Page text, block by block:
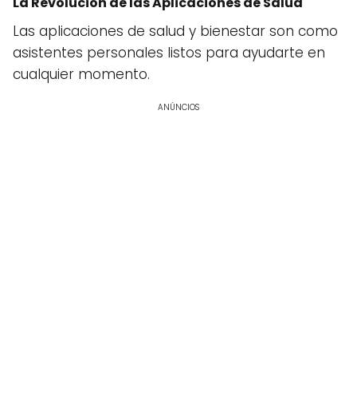
Las aplicaciones de salud y bienestar son como
asistentes personales listos para ayudarte en
cualquier momento.
ANÚNCIOS